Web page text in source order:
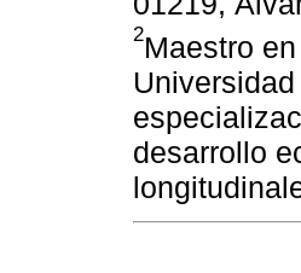
2Maestro
desarrollo